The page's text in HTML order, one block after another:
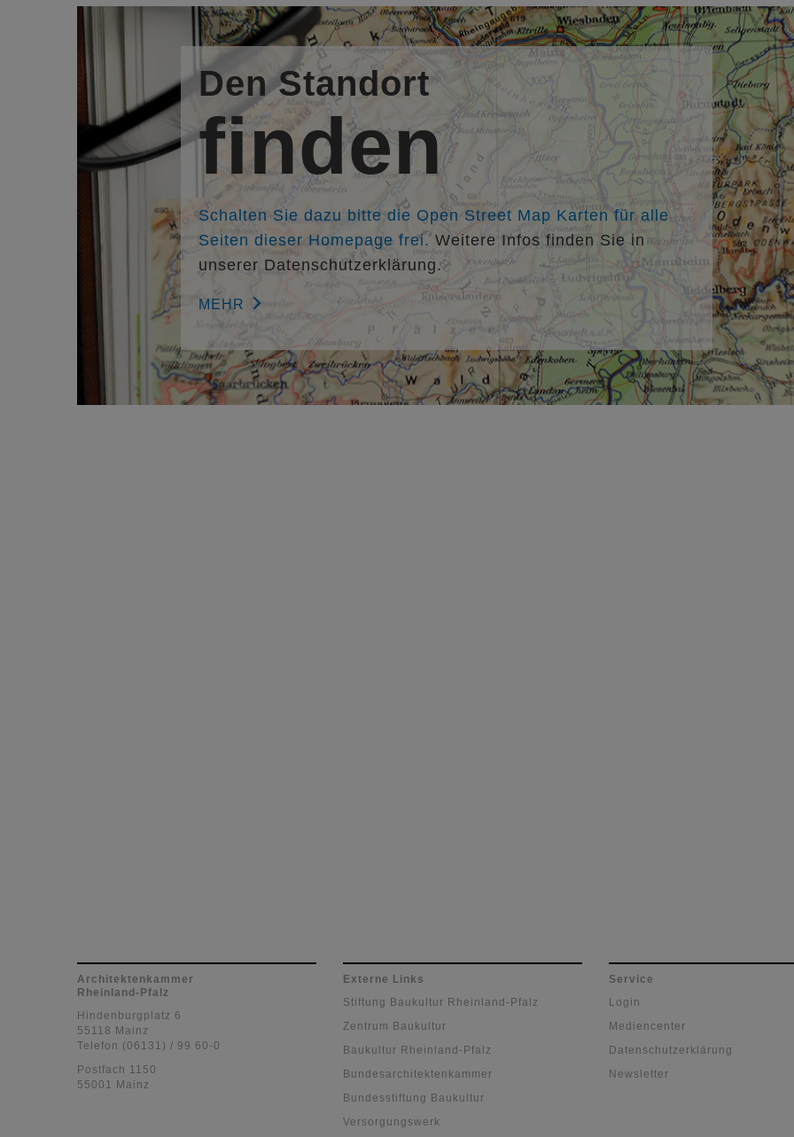
Den Standort
finden
Schalten Sie dazu bitte die Open Street Map Karten für alle
Seiten dieser Homepage frei.Weitere Infos finden Sie in
unserer Datenschutzerklärung.
MEHR
Architektenkammer
Rheinland-Pfalz
Hindenburgplatz 6
55118 Mainz
Telefon (06131) / 99 60-0
Postfach 1150
55001 Mainz
Externe Links
Stiftung Baukultur Rheinland-Pfalz
Zentrum Baukultur
Baukultur Rheinland-Pfalz
Bundesarchitektenkammer
Bundesstiftung Baukultur
Versorgungswerk
Service
Login
Mediencenter
Datenschutzerklärung
Newsletter